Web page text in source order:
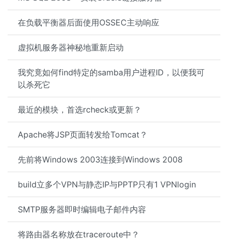
在负载平衡器后面使用OSSEC主动响应
虚拟机服务器神秘地重新启动
我究竟如何find特定的samba用户进程ID，以便我可
以杀死它
最近的模块，首选rcheck或更新？
Apache将JSP页面转发给Tomcat？
先前将Windows 2003连接到Windows 2008
build立多个VPN与静态IP与PPTP只有1 VPNlogin
SMTP服务器即时编辑电子邮件内容
将路由器名称放在traceroute中？